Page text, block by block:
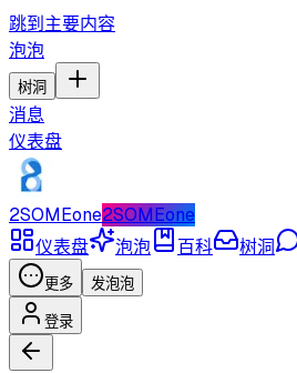
跳到主要内容
泡泡
树洞
消息
仪表盘
2SOMEone2SOMEone
仪表盘
泡泡 百科 树洞
更多 发泡泡
登录